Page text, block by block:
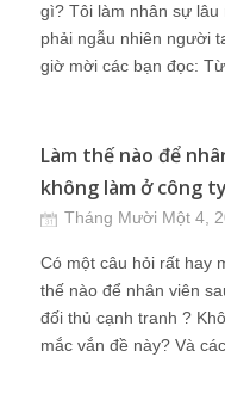
gì? Tôi làm nhân sự lâu
phải ngẫu nhiên người
giờ mời các bạn đọc:
Làm thế nào để
không làm ở công
Tháng Mười Một 4,
Có một câu hỏi rất hay
thế nào để nhân viên
đối thủ cạnh tranh ?
mắc vắn đề này? Và